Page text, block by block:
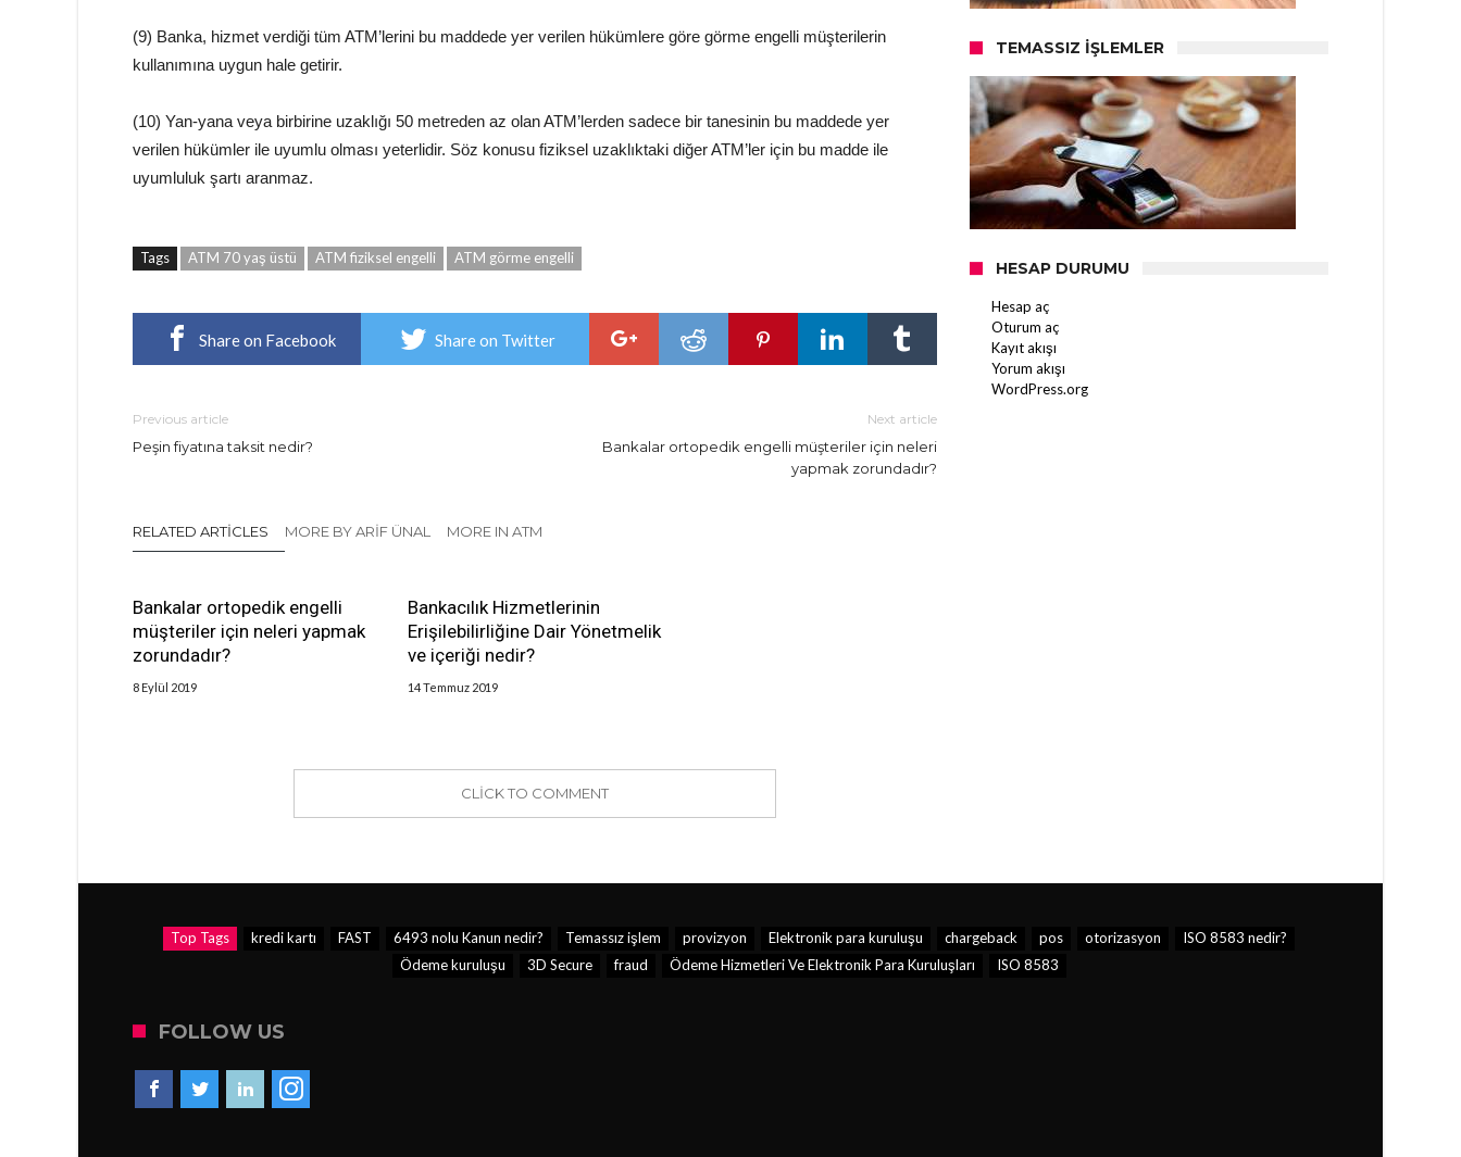
(9) Banka, hizmet verdiği tüm ATM’lerini bu maddede yer verilen hükümlere göre görme engelli müşterilerin
kullanımına uygun hale getirir.
(10) Yan-yana veya birbirine uzaklığı 50 metreden az olan ATM’lerden sadece bir tanesinin bu maddede yer
verilen hükümler ile uyumlu olması yeterlidir. Söz konusu fiziksel uzaklıktaki diğer ATM’ler için bu madde ile
uyumluluk şartı aranmaz.
Tags ATM 70 yaş üstü ATM fiziksel engelli ATM görme engelli
Share on Facebook Share on Twitter
Previous article
Peşin fiyatına taksit nedir?
Next article
Bankalar ortopedik engelli müşteriler için neleri
yapmak zorundadır?
RELATED ARTICLES MORE BY ARIF ÜNAL MORE IN ATM
Bankalar ortopedik engelli
müşteriler için neleri yapmak
zorundadır?
8 Eylül 2019
Bankacılık Hizmetlerinin
Erişilebilirliğine Dair Yönetmelik
ve içeriği nedir?
14 Temmuz 2019
CLICK TO COMMENT
TEMASSIZ İŞLEMLER
HESAP DURUMU
Hesap aç
Oturum aç
Kayıt akışı
Yorum akışı
WordPress.org
Top Tags kredi kartı FAST 6493 nolu Kanun nedir? Temassız işlem provizyon Elektronik para kuruluşu chargeback pos otorizasyon
ISO 8583 nedir?
Ödeme kuruluşu
3D Secure fraud Ödeme Hizmetleri Ve Elektronik Para Kuruluşları ISO 8583
FOLLOW US